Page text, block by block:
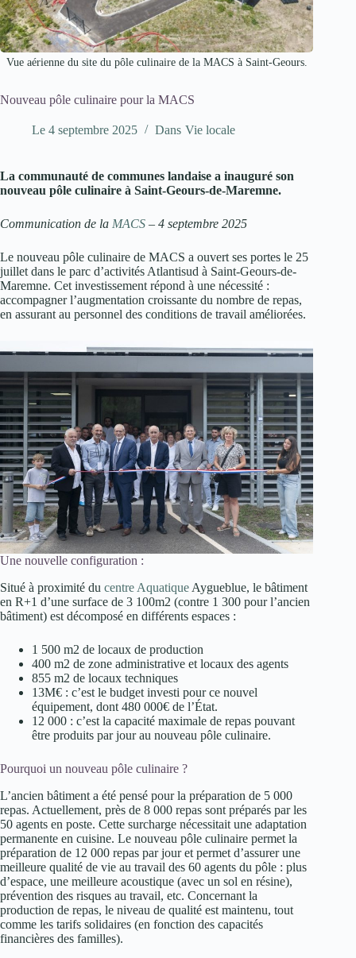
Vue aérienne du site du pôle culinaire de la MACS à Saint-Geours.
Nouveau pôle culinaire pour la MACS
Le 4 septembre 2025 Dans Vie locale
La communauté de communes landaise a inauguré son
nouveau pôle culinaire à Saint-Geours-de-Maremne.
Communication de la MACS – 4 septembre 2025
Le nouveau pôle culinaire de MACS a ouvert ses portes le 25
juillet dans le parc d’activités Atlantisud à Saint-Geours-de-
Maremne. Cet investissement répond à une nécessité :
accompagner l’augmentation croissante du nombre de repas,
en assurant au personnel des conditions de travail améliorées.
Une nouvelle configuration :
Situé à proximité du centre Aquatique Aygueblue, le bâtiment
en R+1 d’une surface de 3 100m2 (contre 1 300 pour l’ancien
bâtiment) est décomposé en différents espaces :
1 500 m2 de locaux de production
400 m2 de zone administrative et locaux des agents
855 m2 de locaux techniques
13M€ : c’est le budget investi pour ce nouvel
équipement, dont 480 000€ de l’État.
12 000 : c’est la capacité maximale de repas pouvant
être produits par jour au nouveau pôle culinaire.
Pourquoi un nouveau pôle culinaire ?
L’ancien bâtiment a été pensé pour la préparation de 5 000
repas. Actuellement, près de 8 000 repas sont préparés par les
50 agents en poste. Cette surcharge nécessitait une adaptation
permanente en cuisine. Le nouveau pôle culinaire permet la
préparation de 12 000 repas par jour et permet d’assurer une
meilleure qualité de vie au travail des 60 agents du pôle : plus
d’espace, une meilleure acoustique (avec un sol en résine),
prévention des risques au travail, etc. Concernant la
production de repas, le niveau de qualité est maintenu, tout
comme les tarifs solidaires (en fonction des capacités
financières des familles).